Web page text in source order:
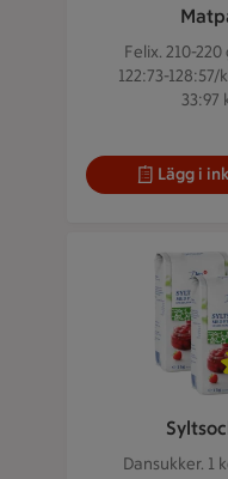
Felix. 210-220
122:73-128:57/
33:97
Lägg i
Dansukker. 1